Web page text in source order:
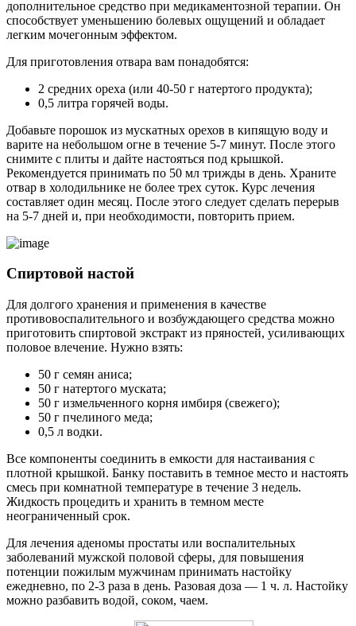
дополнительное средство при медикаментозной терапии. Он
способствует уменьшению болевых ощущений и обладает
легким мочегонным эффектом.
Для приготовления отвара вам понадобятся:
2 средних ореха (или 40-50 г натертого продукта);
0,5 литра горячей воды.
Добавьте порошок из мускатных орехов в кипящую воду и
варите на небольшом огне в течение 5-7 минут. После этого
снимите с плиты и дайте настояться под крышкой.
Рекомендуется принимать по 50 мл трижды в день. Храните
отвар в холодильнике не более трех суток. Курс лечения
составляет один месяц. После этого следует сделать перерыв
на 5-7 дней и, при необходимости, повторить прием.
Спиртовой настой
Для долгого хранения и применения в качестве
противовоспалительного и возбуждающего средства можно
приготовить спиртовой экстракт из пряностей, усиливающих
половое влечение. Нужно взять:
50 г семян аниса;
50 г натертого муската;
50 г измельченного корня имбиря (свежего);
50 г пчелиного меда;
0,5 л водки.
Все компоненты соединить в емкости для настаивания с
плотной крышкой. Банку поставить в темное место и настоять
смесь при комнатной температуре в течение 3 недель.
Жидкость процедить и хранить в темном месте
неограниченный срок.
Для лечения аденомы простаты или воспалительных
заболеваний мужской половой сферы, для повышения
потенции пожилым мужчинам принимать настойку
ежедневно, по 2-3 раза в день. Разовая доза — 1 ч. л. Настойку
можно разбавить водой, соком, чаем.